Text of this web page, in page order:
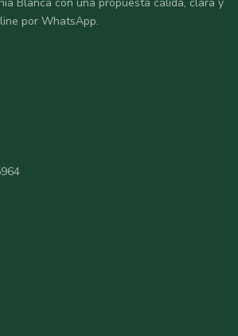
por WhatsApp.